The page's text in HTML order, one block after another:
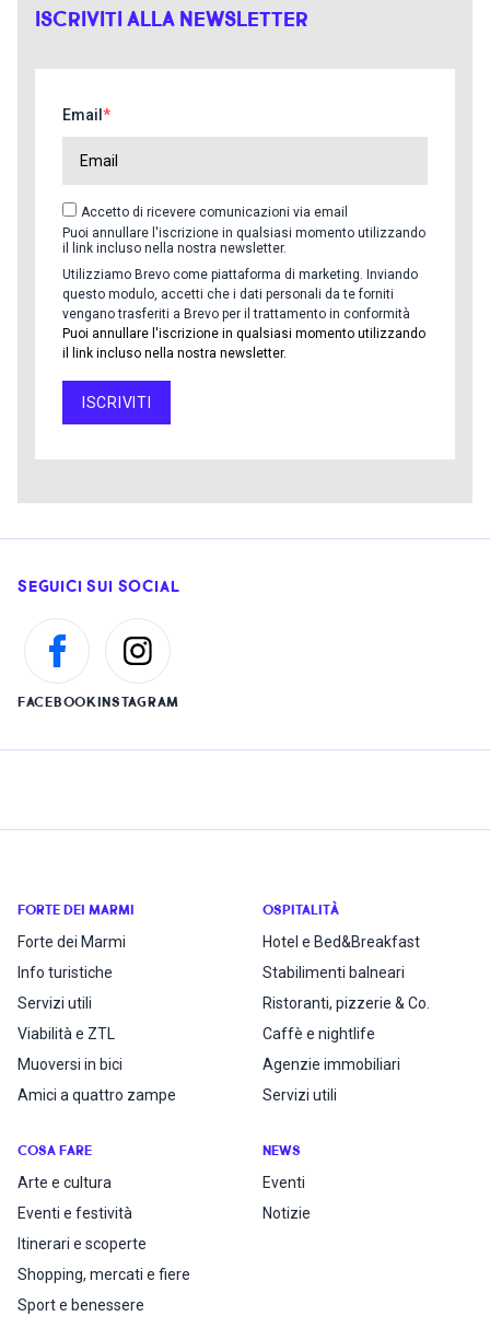
ISCRIVITI ALLA NEWSLETTER
Email
Accetto di ricevere comunicazioni via email
Puoi annullare l'iscrizione in qualsiasi momento utilizzando
il link incluso nella nostra newsletter.
Utilizziamo Brevo come piattaforma di marketing. Inviando
questo modulo, accetti che i dati personali da te forniti
vengano trasferiti a Brevo per il trattamento in conformità
Puoi annullare l'iscrizione in qualsiasi momento utilizzando
il link incluso nella nostra newsletter.
ISCRIVITI
SEGUICI SUI SOCIAL
FACEBOOKINSTAGRAM
FORTE DEI MARMI
Forte dei Marmi
Info turistiche
Servizi utili
Viabilità e ZTL
Muoversi in bici
Amici a quattro zampe
OSPITALITÀ
Hotel e Bed&Breakfast
Stabilimenti balneari
Ristoranti, pizzerie & Co.
Caffè e nightlife
Agenzie immobiliari
Servizi utili
COSA FARE
Arte e cultura
Eventi e festività
Itinerari e scoperte
Shopping, mercati e fiere
Sport e benessere
NEWS
Eventi
Notizie